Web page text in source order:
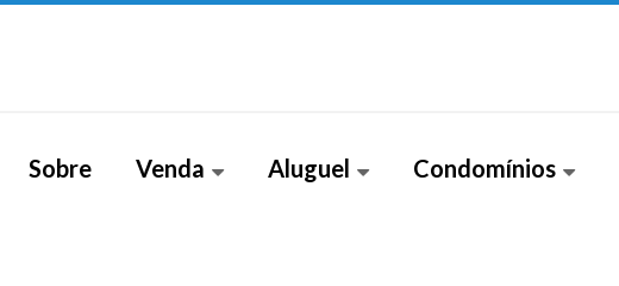
Sobre Venda Aluguel Condomínios